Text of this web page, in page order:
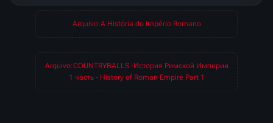
Arquivo:A História do Império Romano
Arquivo:COUNTRYBALLS -История Римской Империи
1 часть - History of Roman Empire Part 1